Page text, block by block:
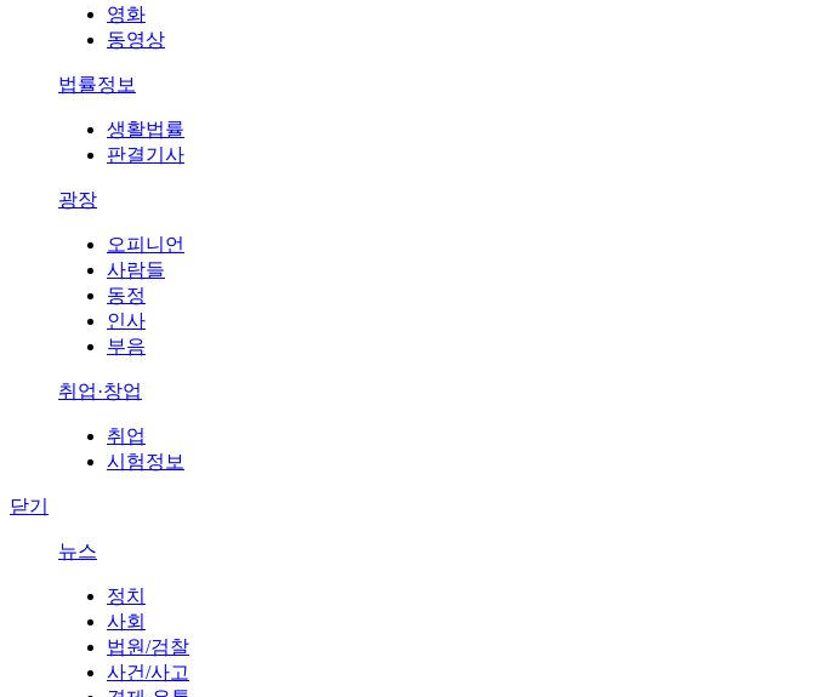
영화
동영상
법률정보
생활법률
판결기사
광장
오피니언
사람들
동정
인사
부음
취업·창업
취업
시험정보
닫기
뉴스
정치
사회
법원/검찰
사건/사고